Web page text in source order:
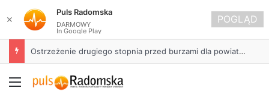
Ostrzeżenie drugiego stopnia przed burzami dla powiatu radomszczańskiego
Menu
✕
Puls Radomska
DARMOWY
In Google Play
POGLĄD